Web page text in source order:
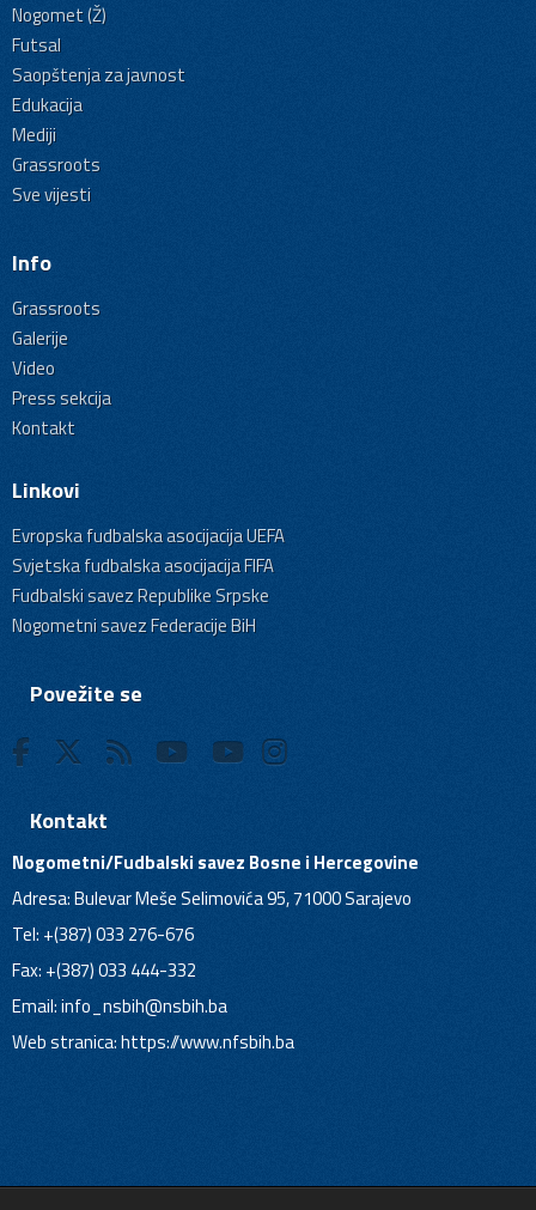
Nogomet (Ž)
Futsal
Saopštenja za javnost
Edukacija
Mediji
Grassroots
Sve vijesti
Info
Grassroots
Galerije
Video
Press sekcija
Kontakt
Linkovi
Evropska fudbalska asocijacija UEFA
Svjetska fudbalska asocijacija FIFA
Fudbalski savez Republike Srpske
Nogometni savez Federacije BiH
Povežite se
Kontakt
Nogometni/Fudbalski savez Bosne i Hercegovine
Adresa: Bulevar Meše Selimovića 95, 71000 Sarajevo
Tel: +(387) 033 276-676
Fax: +(387) 033 444-332
Email:info_nsbih@nsbih.ba
Web stranica: https://www.nfsbih.ba